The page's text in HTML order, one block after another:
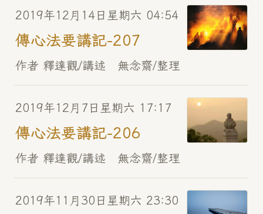
2019年12月14日星期六 04:54
傳心法要講記-207
作者 釋達觀/講述 無念齋/整理
2019年12月7日星期六 17:17
傳心法要講記-206
作者 釋達觀/講述 無念齋/整理
2019年11月30日星期六 23:30